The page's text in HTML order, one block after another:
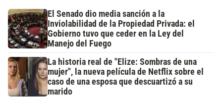
El Senado dio media sanción a la
Inviolabilidad de la Propiedad Privada: el
Gobierno tuvo que ceder en la Ley del
Manejo del Fuego
La historia real de "Elize: Sombras de una
mujer", la nueva película de Netflix sobre el
caso de una esposa que descuartizó a su
marido